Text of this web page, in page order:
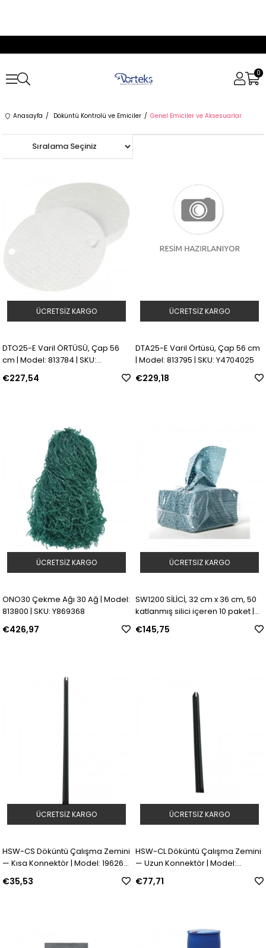
0
Anasayfa Döküntü Kontrolü ve Emiciler Genel Emiciler ve Aksesuarlar
DTO25-E Varil ÖRTÜSÜ, Çap 56
cm | Model: 813784 | SKU:
€227,54
ÜCRETSIZ KARGO
DTA25-E Varil Örtüsü, Çap 56 cm
| Model: 813795 | SKU: Y4704025
€229,18
ÜCRETSIZ KARGO
ONO30 Çekme Ağı 30 Ağ | Model:
813800 | SKU: Y869368
€426,97
ÜCRETSIZ KARGO
SW1200 SİLİCİ, 32 cm x 36 cm, 50
katlanmış silici içeren 10 paket |
Model: 813814 | SKU: Y1108568
€145,75
ÜCRETSIZ KARGO
HSW-CS Döküntü Çalışma Zemini
— Kısa Konnektör | Model: 196263
€35,53
ÜCRETSIZ KARGO
HSW-CL Döküntü Çalışma Zemini
— Uzun Konnektör | Model:
€77,71
ÜCRETSIZ KARGO